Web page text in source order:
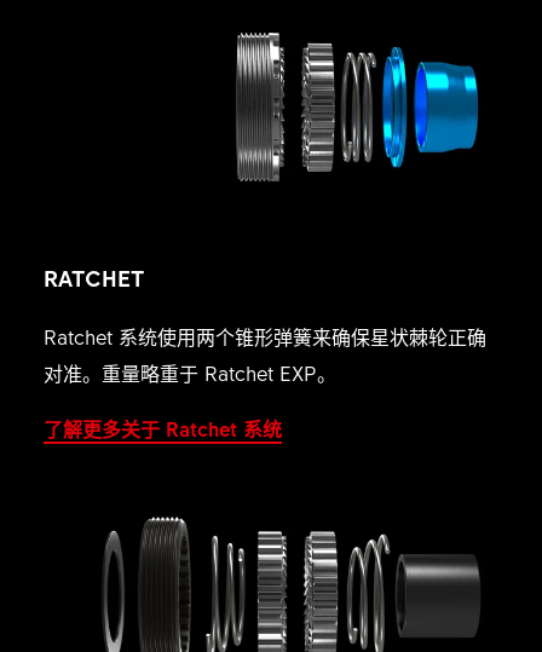
RATCHET
Ratchet 系统使用两个锥形弹簧来确保星状棘轮正确
对准。重量略重于 Ratchet EXP。
了解更多关于 Ratchet 系统